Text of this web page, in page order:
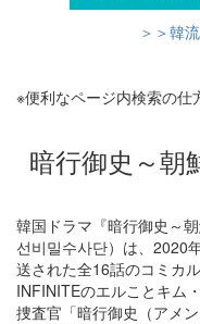
＞＞韓
※便利なページ内検索の仕
暗行御史～朝
韓国ドラマ『暗行御史～
선비밀수사단）は、2020
送された全16話のコミカ
INFINITEのエルことキム
捜査官「暗行御史（アメ